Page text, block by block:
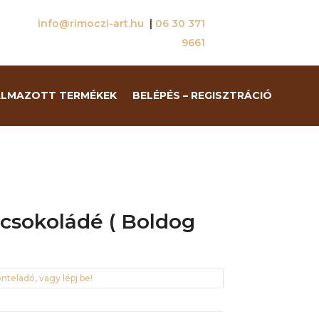
info@rimoczi-art.hu | 06 30 371
9661
TERMÉKEK BELÉPÉS – REGISZTRÁCIÓ
( Boldog
vagy lépj be!